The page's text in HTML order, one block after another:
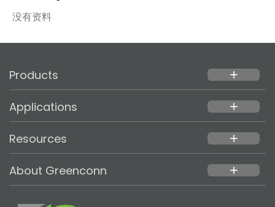
没有资料
Products add
Applications add
Resources add
About Greenconn add